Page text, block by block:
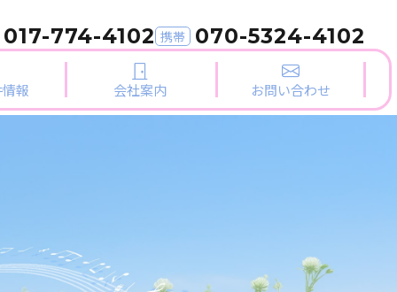
017-774-4102 携帯 070-5324-4102
報 会社案内 お問い合わせ